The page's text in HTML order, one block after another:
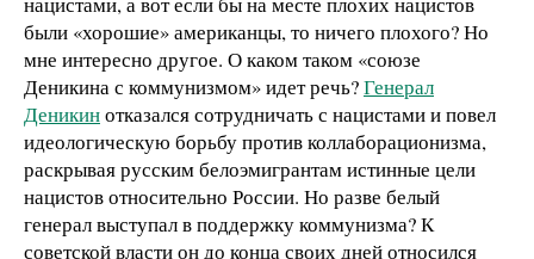
были «хорошие» американцы, то ничего плохого? Но
мне интересно другое. О каком таком «союзе
Деникина с коммунизмом» идет речь?Генерал
Деникинотказался сотрудничать с нацистами и повел
идеологическую борьбу против коллаборационизма,
раскрывая русским белоэмигрантам истинные цели
нацистов относительно России. Но разве белый
генерал выступал в поддержку коммунизма? К
советской власти он до конца своих дней относился